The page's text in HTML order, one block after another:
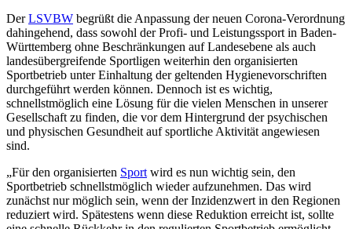
DerLSVBW begrüßt die Anpassung der neuen Corona-Verordnung
dahingehend, dass sowohl der Profi- und Leistungssport in Baden-
Württemberg ohne Beschränkungen auf Landesebene als auch
landesübergreifende Sportligen weiterhin den organisierten
Sportbetrieb unter Einhaltung der geltenden Hygienevorschriften
durchgeführt werden können. Dennoch ist es wichtig,
schnellstmöglich eine Lösung für die vielen Menschen in unserer
Gesellschaft zu finden, die vor dem Hintergrund der psychischen
und physischen Gesundheit auf sportliche Aktivität angewiesen
sind.
„Für den organisierten Sportwird es nun wichtig sein, den
Sportbetrieb schnellstmöglich wieder aufzunehmen. Das wird
zunächst nur möglich sein, wenn der Inzidenzwert in den Regionen
reduziert wird. Spätestens wenn diese Reduktion erreicht ist, sollte